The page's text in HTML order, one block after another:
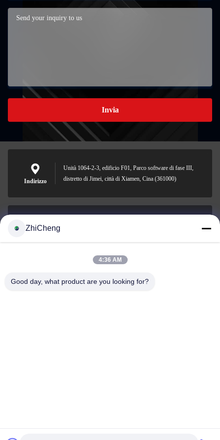
Invia
Indirizzo
Unità 1064-2-3, edificio F01, Parco software di fase III,
distretto di Jimei, città di Xiamen, Cina (361000)
0086-592-5636807
ZhiCheng
4:36 AM
Good day, what product are you looking for?